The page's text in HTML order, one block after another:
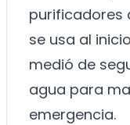
purificadores
se usa al
medió de
agua para
emergencia.